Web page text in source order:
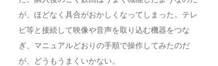
が、ほどなく具合がおかしくなってしまった。テレ
ビ等と接続して映像や音声を取り込む機器をつな
ぎ、マニュアルどおりの手順で操作してみたのだ
が、どうもうまくいかない。